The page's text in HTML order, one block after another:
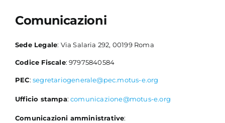
Comunicazioni
Sede Legale: Via Salaria 292, 00199 Roma
Codice Fiscale: 97975840584
PEC: segretariogenerale@pec.motus-e.org
Ufficio stampa:comunicazione@motus-e.org
Comunicazioni amministrative: